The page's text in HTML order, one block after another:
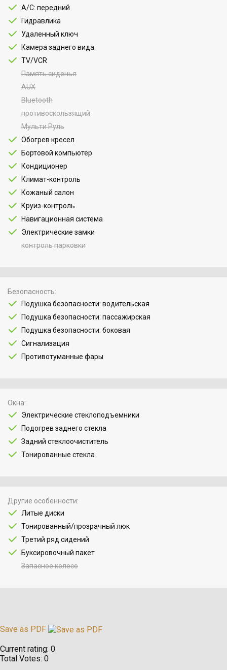
A/C: передний
Гидравлика
Удаленный ключ
Камера заднего вида
TV/VCR
Память сиденья
AUX
Bluetooth
противоскользящий
Мульти Руль
Обогрев кресел
Бортовой компьютер
Кондиционер
Климат-контроль
Кожаный салон
Круиз-контроль
Навигационная система
Электрические замки
контроль парковки
Безопасность
Подушка безопасности: водительская
Подушка безопасности: пассажирская
Подушка безопасности: боковая
Сигнализация
Противотуманные фары
Окна
Электрические стеклоподъемники
Подогрев заднего стекла
Задний стеклоочиститель
Тонированные стекла
Другие особенности
Литые диски
Тонированный/прозрачный люк
Третий ряд сидений
Буксировочный пакет
Запасное колесо
Save as PDF
Current rating: 0
Total Votes: 0